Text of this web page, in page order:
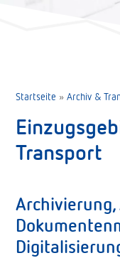
Startseite »Archiv &
Transport